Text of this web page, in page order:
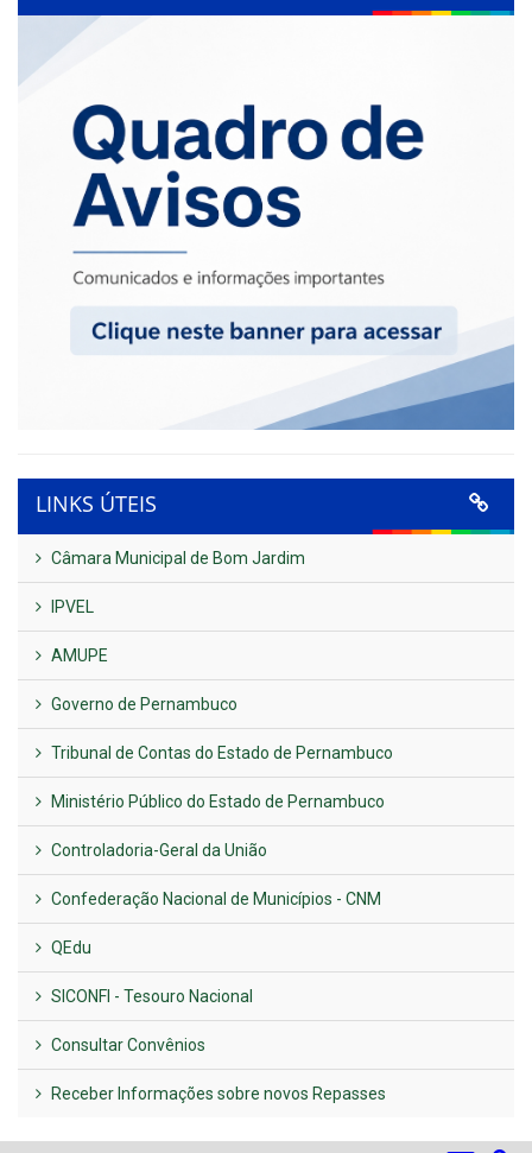
LINKS ÚTEIS
Câmara Municipal de Bom Jardim
IPVEL
AMUPE
Governo de Pernambuco
Tribunal de Contas do Estado de Pernambuco
Ministério Público do Estado de Pernambuco
Controladoria-Geral da União
Confederação Nacional de Municípios - CNM
QEdu
SICONFI - Tesouro Nacional
Consultar Convênios
Receber Informações sobre novos Repasses